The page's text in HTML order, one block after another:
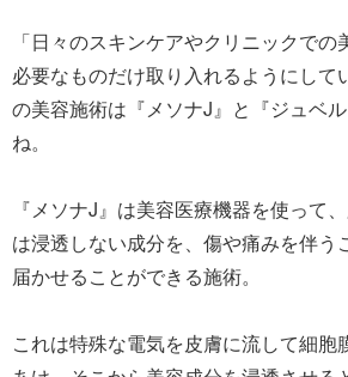
「日々のスキンケアやクリニックで
必要なものだけ取り入れるようにして
の美容施術は『メソナJ』と『ジュベ
ね。
『メソナJ』は美容医療機器を使って
は浸透しない成分を、傷や痛みを伴う
届かせることができる施術。
これは特殊な電気を皮膚に流して細胞